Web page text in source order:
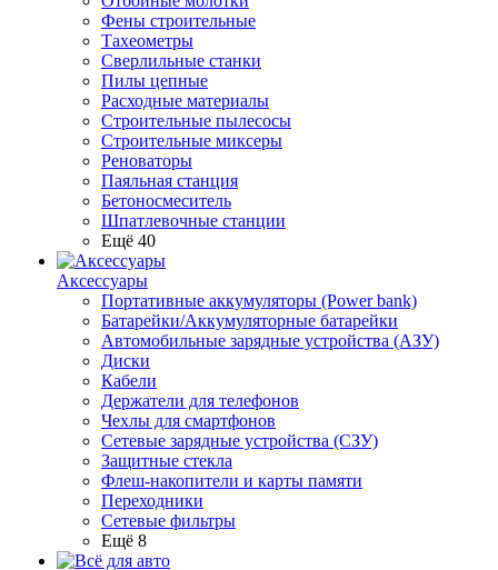
Фены строительные
Тахеометры
Сверлильные станки
Пилы цепные
Расходные материалы
Строительные пылесосы
Строительные миксеры
Реноваторы
Паяльная станция
Бетоносмеситель
Шпатлевочные станции
Ещё 40
Аксессуары
Портативные аккумуляторы (Power bank)
Батарейки/Аккумуляторные батарейки
Автомобильные зарядные устройства (АЗУ)
Диски
Кабели
Держатели для телефонов
Чехлы для смартфонов
Сетевые зарядные устройства (СЗУ)
Защитные стекла
Флеш-накопители и карты памяти
Переходники
Сетевые фильтры
Ещё 8